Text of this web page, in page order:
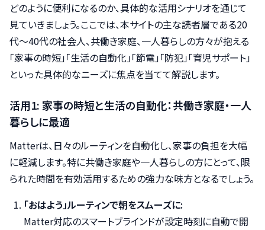
どのように便利になるのか、具体的な活用シナリオを通じて
見ていきましょう。ここでは、本サイトの主な読者層である20
代〜40代の社会人、共働き家庭、一人暮らしの方々が抱える
「家事の時短」「生活の自動化」「節電」「防犯」「育児サポート」
といった具体的なニーズに焦点を当てて解説します。
活用1: 家事の時短と生活の自動化：共働き家庭・一人
暮らしに最適
Matterは、日々のルーティンを自動化し、家事の負担を大幅
に軽減します。特に共働き家庭や一人暮らしの方にとって、限
られた時間を有効活用するための強力な味方となるでしょう。
「おはよう」ルーティンで朝をスムーズに:
Matter対応のスマートブラインドが設定時刻に自動で開